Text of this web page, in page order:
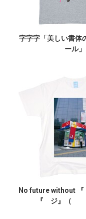
字字字「美しい書体
ール」
No future without
『 ジ』（